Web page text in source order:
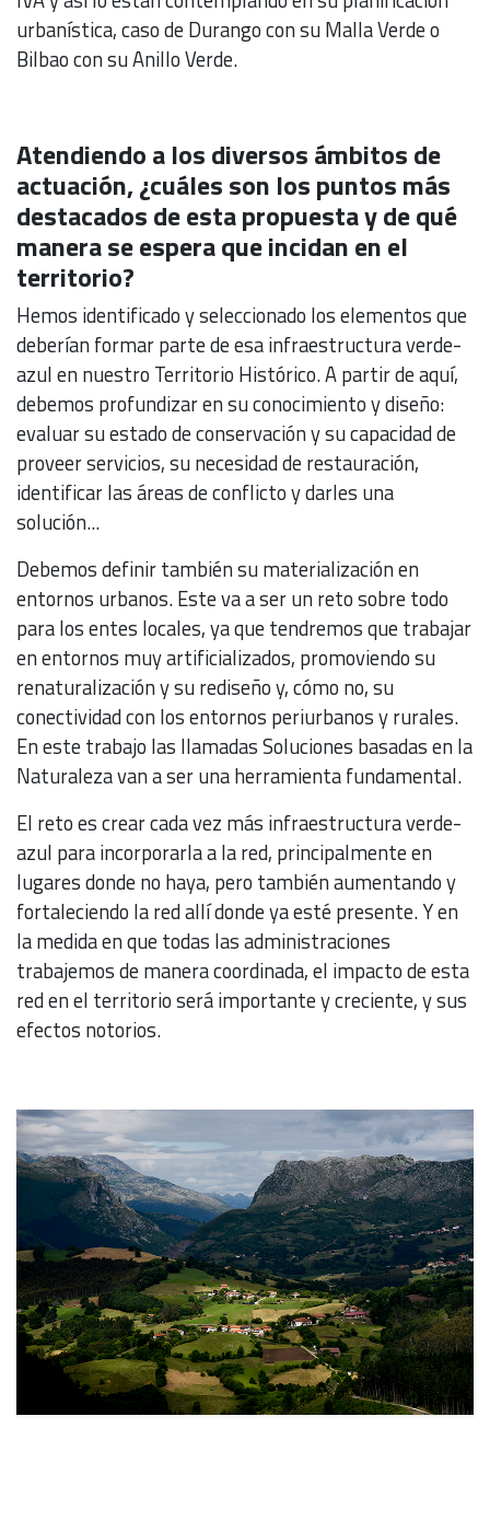
urbanística, caso de Durango con su Malla Verde o
Bilbao con su Anillo Verde.
Atendiendo a los diversos ámbitos de
actuación, ¿cuáles son los puntos más
destacados de esta propuesta y de qué
manera se espera que incidan en el
territorio?
Hemos identificado y seleccionado los elementos que
deberían formar parte de esa infraestructura verde-
azul en nuestro Territorio Histórico. A partir de aquí,
debemos profundizar en su conocimiento y diseño:
evaluar su estado de conservación y su capacidad de
proveer servicios, su necesidad de restauración,
identificar las áreas de conflicto y darles una
solución...
Debemos definir también su materialización en
entornos urbanos. Este va a ser un reto sobre todo
para los entes locales, ya que tendremos que trabajar
en entornos muy artificializados, promoviendo su
renaturalización y su rediseño y, cómo no, su
conectividad con los entornos periurbanos y rurales.
En este trabajo las llamadas Soluciones basadas en la
Naturaleza van a ser una herramienta fundamental.
El reto es crear cada vez más infraestructura verde-
azul para incorporarla a la red, principalmente en
lugares donde no haya, pero también aumentando y
fortaleciendo la red allí donde ya esté presente. Y en
la medida en que todas las administraciones
trabajemos de manera coordinada, el impacto de esta
red en el territorio será importante y creciente, y sus
efectos notorios.